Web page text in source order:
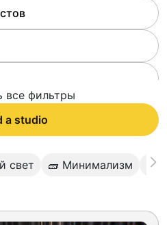
все фильтры
a studio
свет 🧱 Минимализм 🟩